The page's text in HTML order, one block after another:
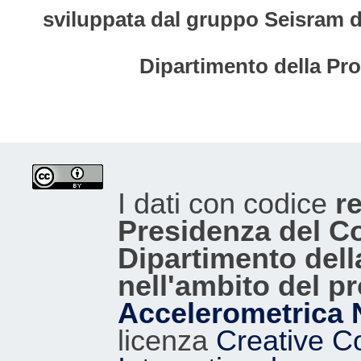
sviluppata dal gruppo Seisram
Dipartimento della
I dati con codice
Presidenza del
Dipartimento
nell'ambito del
Accelerometrica
licenza Creative